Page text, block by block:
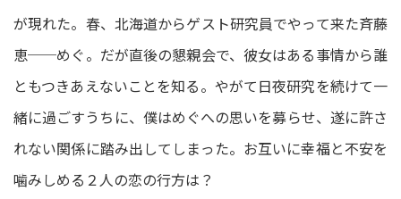
が現れた。春、北海道からゲスト研究員でやって来た斉藤
恵──めぐ。だが直後の懇親会で、彼女はある事情から誰
ともつきあえないことを知る。やがて日夜研究を続けて一
緒に過ごすうちに、僕はめぐへの思いを募らせ、遂に許さ
れない関係に踏み出してしまった。お互いに幸福と不安を
噛みしめる２人の恋の行方は？